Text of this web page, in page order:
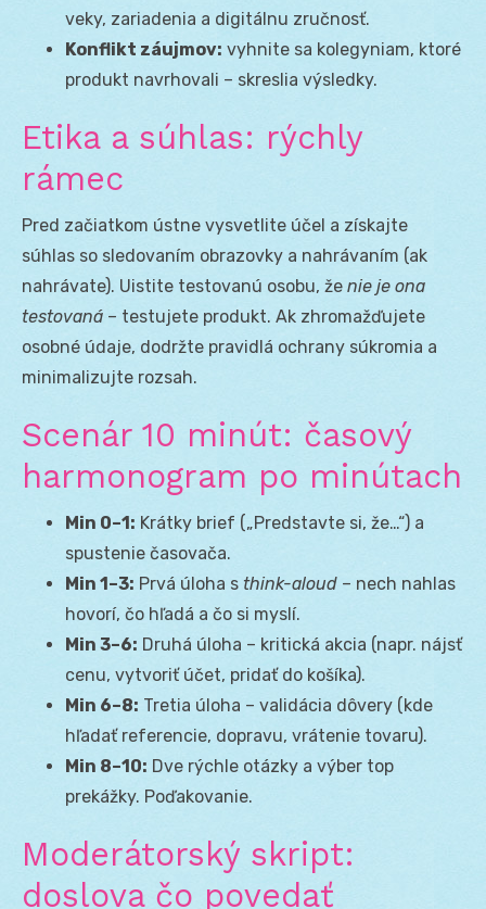
veky, zariadenia a digitálnu zručnosť.
Konflikt záujmov: vyhnite sa kolegyniam, ktoré
produkt navrhovali – skreslia výsledky.
Etika a súhlas: rýchly
rámec
Pred začiatkom ústne vysvetlite účel a získajte
súhlas so sledovaním obrazovky a nahrávaním (ak
nahrávate). Uistite testovanú osobu, že nie je ona
testovaná – testujete produkt. Ak zhromažďujete
osobné údaje, dodržte pravidlá ochrany súkromia a
minimalizujte rozsah.
Scenár 10 minút: časový
harmonogram po minútach
Min 0–1: Krátky brief („Predstavte si, že…“) a
spustenie časovača.
Min 1–3: Prvá úloha s think-aloud – nech nahlas
hovorí, čo hľadá a čo si myslí.
Min 3–6: Druhá úloha – kritická akcia (napr. nájsť
cenu, vytvoriť účet, pridať do košíka).
Min 6–8: Tretia úloha – validácia dôvery (kde
hľadať referencie, dopravu, vrátenie tovaru).
Min 8–10: Dve rýchle otázky a výber top
prekážky. Poďakovanie.
Moderátorský skript:
doslova čo povedať